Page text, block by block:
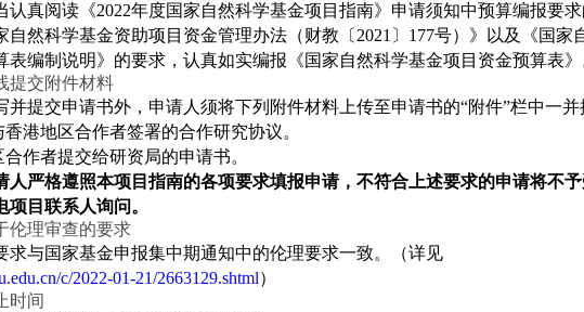
认真阅读《2022年度国家自然科学基金项目指南》申请须知中预算编报要求
自然科学基金资助项目资金管理办法（财教〔2021〕177号）》以及《国家
表编制说明》的要求，认真如实编报《国家自然科学基金项目资金预算表》
提交附件材料
并提交申请书外，申请人须将下列附件材料上传至申请书的“附件”栏中一并
香港地区合作者签署的合作研究协议。
合作者提交给研资局的申请书。
人严格遵照本项目指南的各项要求填报申请，不符合上述要求的申请将不
目联系人询问。
伦理审查的要求
求与国家基金申报集中期通知中的伦理要求一致。（详见
c/2022-01-21/2663129.shtml）
时间